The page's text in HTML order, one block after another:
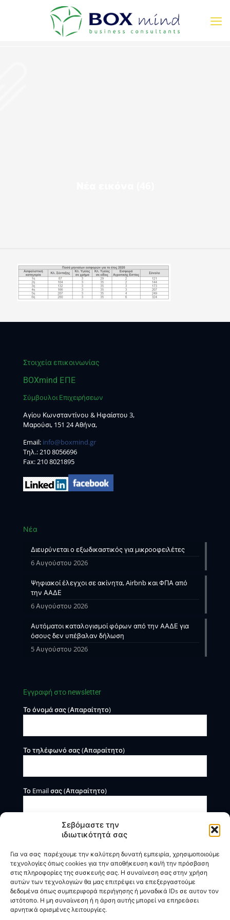
Σεβόμαστε την
ιδιωτικότητά σας
Για να σας παρέχουμε την καλύτερη δυνατή εμπειρία, χρησιμοποιούμε
τεχνολογίες όπως cookies για την αποθήκευση και/ή την πρόσβαση
στις πληροφορίες της συσκευής σας. Η συναίνεση σας στην χρήση
αυτών των τεχνολογιών θα μας επιτρέψει να επεξεργαστούμε
δεδομένα όπως συμπεριφορά περιήγησης ή μοναδικά IDs σε αυτον τον
ιστότοπο. Η μη συναίινεση ή η άρση αυτής μπορεί να επηρεάσει
αρνητικά ορισμένες λειτουργίες.
Στοιχεία επικοινωνίας
BOXmind ΕΠΕ
Σύμβουλοι Επιχειρήσεων
Αγίου Κωνσταντίνου & Ηφαίστου 3,
Μαρούσι, 151 24 Αθήνα,
Email: info@boxmind.gr
Tηλ.:210 8056696
Fax: 210 8021895
Νέα
Διευρύνεται ο εξωδικαστικός για μικροοφειλέτες
6 Αυγούστου 2026
Ψηφιακοί έλεγχοι σε ακίνητα, Airbnb και ΦΠΑ από
την ΑΑΔΕ
6 Αυγούστου 2026
Αυτόματοι καταλογισμοί φόρων από την ΑΑΔΕ για
όσους δεν υπέβαλαν δήλωση
5 Αυγούστου 2026
Εγγραφή στο newsletter
Το όνομά σας (Απαραίτητο)
Το τηλέφωνό σας (Απαραίτητο)
Το Email σας (Απαραίτητο)
Η BOXmind παρέχει πληροφοριακές και συμβουλευτικές
υπηρεσίες. Δεν προσφέρει υπηρεσίες ρύθμισης ή
διαγραφής οφειλών.